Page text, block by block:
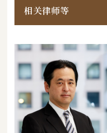
相关律师等